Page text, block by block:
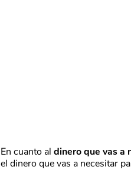
En cuanto al dinero que vas a
el dinero que vas a necesitar